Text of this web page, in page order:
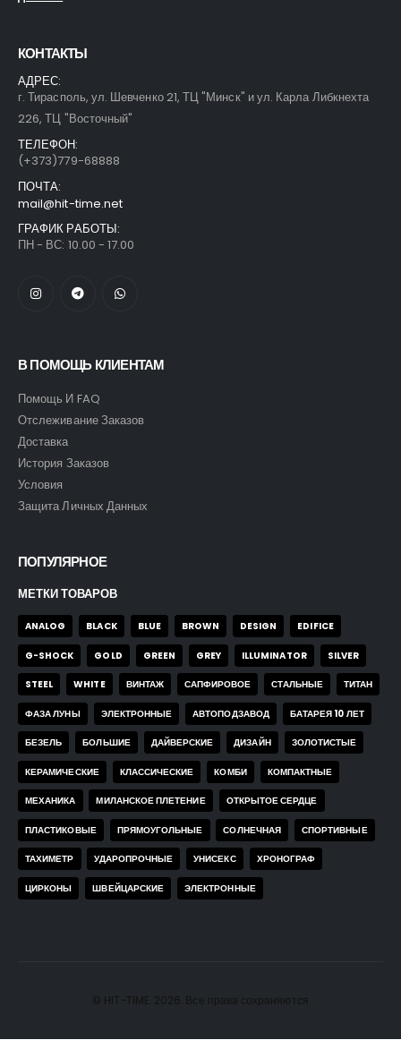
КОНТАКТЫ
АДРЕС:
г. Тирасполь, ул. Шевченко 21, ТЦ "Минск" и ул. Карла Либкнехта
226, ТЦ "Восточный"
ТЕЛЕФОН:
(+373)779-68888
ПОЧТА:
mail@hit-time.net
ГРАФИК РАБОТЫ:
ПН - ВС: 10.00 - 17.00
В ПОМОЩЬ КЛИЕНТАМ
Помощь И FAQ
Отслеживание Заказов
Доставка
История Заказов
Условия
Защита Личных Данных
ПОПУЛЯРНОЕ
МЕТКИ ТОВАРОВ
ANALOG BLACK BLUE BROWN DESIGN EDIFICE
G-SHOCK GOLD GREEN GREY ILLUMINATOR SILVER
STEEL WHITE ВИНТАЖ САПФИРОВОЕ СТАЛЬНЫЕ ТИТАН
ФАЗА ЛУНЫ ЭЛЕКТРОННЫЕ АВТОПОДЗАВОД БАТАРЕЯ 10 ЛЕТ
БЕЗЕЛЬ БОЛЬШИЕ ДАЙВЕРСКИЕ ДИЗАЙН ЗОЛОТИСТЫЕ
КЕРАМИЧЕСКИЕ КЛАССИЧЕСКИЕ КОМБИ КОМПАКТНЫЕ
МЕХАНИКА МИЛАНСКОЕ ПЛЕТЕНИЕ ОТКРЫТОЕ СЕРДЦЕ
ПЛАСТИКОВЫЕ ПРЯМОУГОЛЬНЫЕ СОЛНЕЧНАЯ СПОРТИВНЫЕ
ТАХИМЕТР УДАРОПРОЧНЫЕ УНИСЕКС ХРОНОГРАФ
ЦИРКОНЫ ШВЕЙЦАРСКИЕ ЭЛЕКТРОННЫЕ
© HIT-TIME. 2026. Все права сохраняются